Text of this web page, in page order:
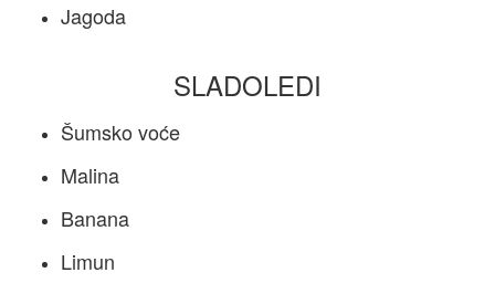
Jagoda
SLADOLEDI
Šumsko voće
Malina
Banana
Limun